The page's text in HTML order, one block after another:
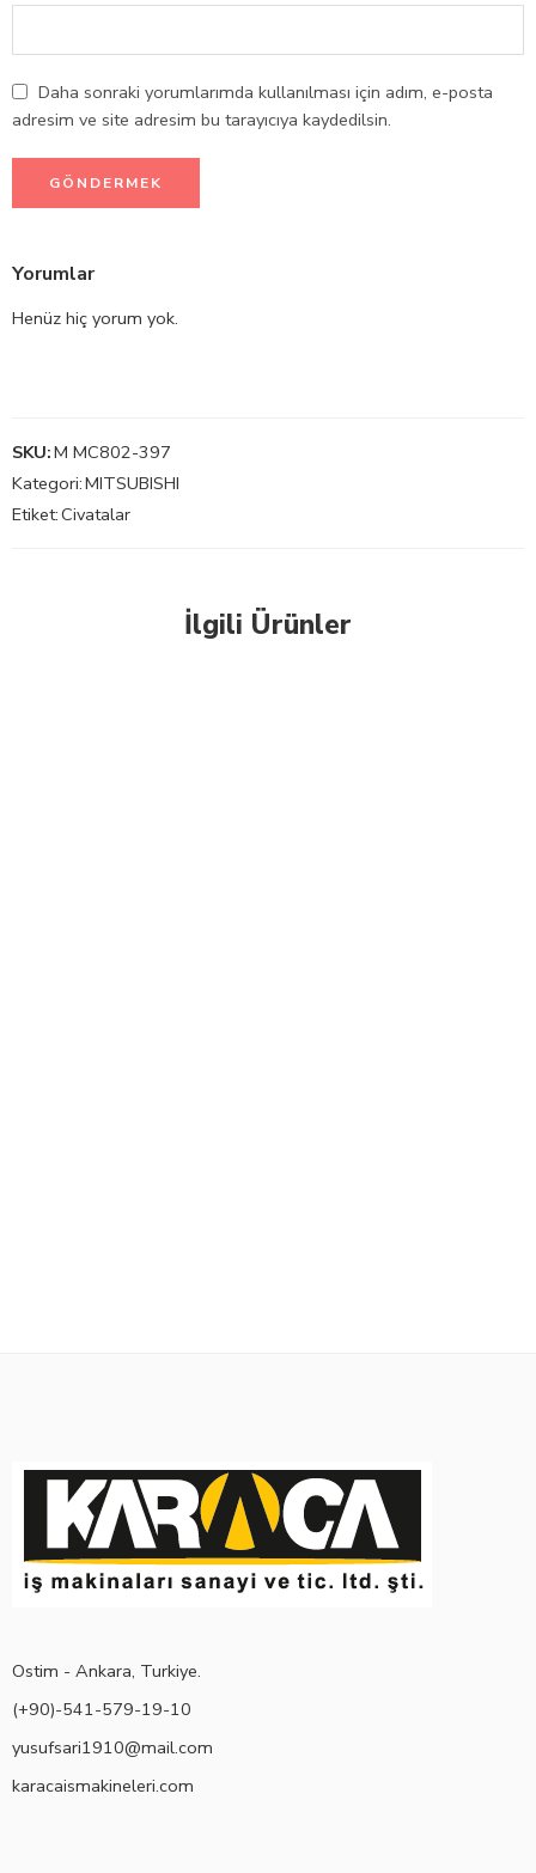
Daha sonraki yorumlarımda kullanılması için adım, e-posta
adresim ve site adresim bu tarayıcıya kaydedilsin.
Yorumlar
Henüz hiç yorum yok.
SKU:M MC802-397
Kategori:MITSUBISHI
Etiket:Civatalar
İlgili Ürünler
Ostim - Ankara, Turkiye.
(+90)-541-579-19-10
yusufsari1910@mail.com
karacaismakineleri.com